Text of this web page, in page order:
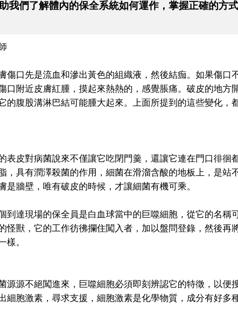
我們了解體內的保全系統如何運作，掌握正確的方式
傷口先是流血和滲出黃色的組織液，然後結痂。如果傷口
口附近皮膚紅腫，摸起來熱熱的，感覺脹痛。破皮的地方
的腹股溝淋巴結可能腫大起來。上面所提到的這些變化，
表皮對病菌說來不僅讓它吃閉門羹，還讓它連在門口徘徊
，具有潤澤殺菌的作用，細菌在滑溜含酸的地板上，是站
牆壁，唯有破皮的時候，才讓細菌有機可乘。
到達現場的保全員是白血球當中的巨噬細胞，從它的名稱
怪獸，它的工作彷彿攔住闖入者，加以盤問登錄，然後再
。
源源不絕闖進來，巨噬細胞必須即刻辨認它的特徵，以便
胞激素，尋求支援，細胞激素是化學物質，成分有好多